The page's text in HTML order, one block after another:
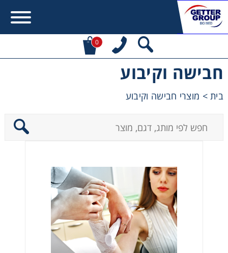
0
חבישה וקיבוע
בית> מוצרי חבישה וקיבוע
Contact form not found.
Centrifuges
Concentration
Cooling
Heating